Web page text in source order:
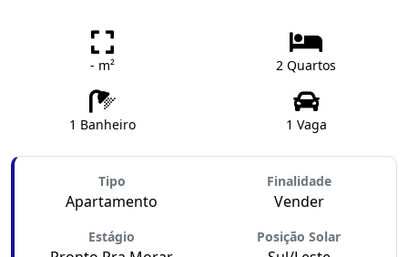
- m² 2 Quartos
1 Banheiro 1 Vaga
Tipo
Apartamento
Finalidade
Vender
Estágio Posição Solar